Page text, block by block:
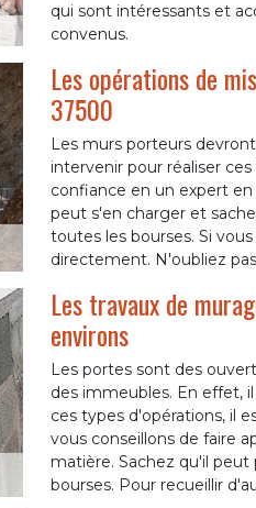
qui sont intéressants et
convenus.
Les opérations de
37500
Les murs porteurs
intervenir pour réaliser
confiance en un expert
peut s'en charger et
toutes les bourses. Si
directement. N'oubliez
Les travaux de
environs
Les portes sont des
des immeubles. En effet,
ces types d'opérations, il
vous conseillons de faire
matière. Sachez qu'il peut
bourses. Pour recueillir